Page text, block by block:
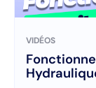
VIDÉOS